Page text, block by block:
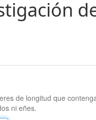
de longitud que
ni eñes.